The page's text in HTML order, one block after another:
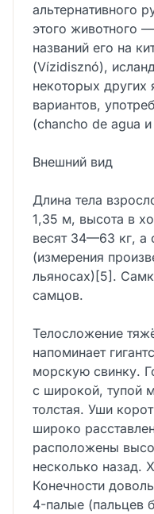
альтернативного
этого животного
названий его на
(Vízidisznó),
некоторых других
вариантов,
(chancho de agua
Внешний вид
Длина тела
1,35 м, высота в
весят 34—63 кг,
(измерения
льяносах)[5].
самцов.
Телосложение
напоминает
морскую свинку.
с широкой, тупой
толстая. Уши
широко
расположены
несколько назад.
Конечности
4-палые (пальцев